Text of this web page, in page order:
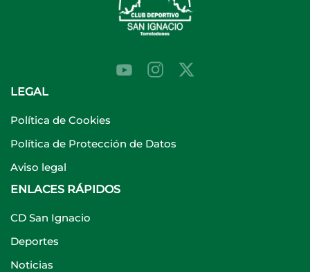
LEGAL
Política de Cookies
Política de Protección de Datos
Aviso legal
ENLACES RÁPIDOS
CD San Ignacio
Deportes
Noticias